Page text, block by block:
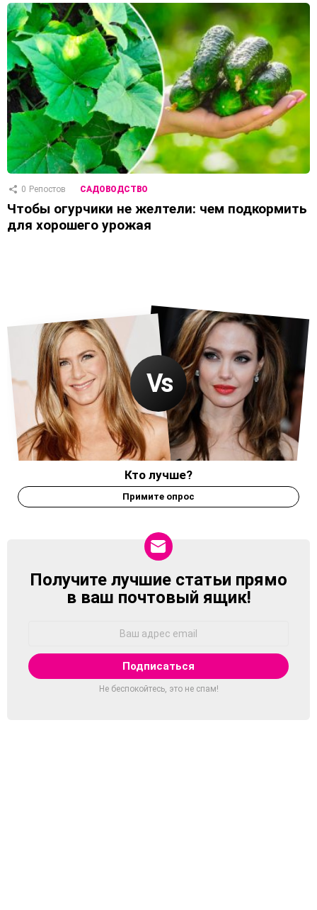
0 Репостов САДОВОДСТВО
Чтобы огурчики не желтели: чем подкормить
для хорошего урожая
Кто лучше?
Примите опрос
NEWSLETTER
Получите лучшие статьи прямо
в ваш почтовый ящик!
Не беспокойтесь, это не спам!